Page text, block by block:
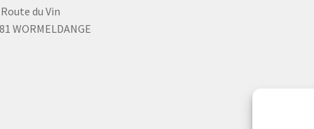
du Vin
WORMELDANGE